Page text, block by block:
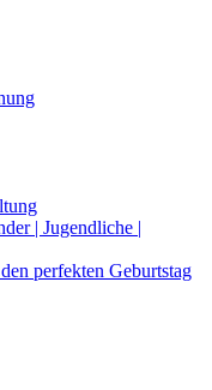
| Jugendliche |
perfekten Geburtstag